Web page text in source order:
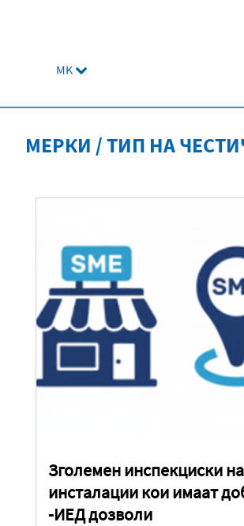
MK
МЕРКИ / ТИП НА
Зголемен инспекциски
инсталации кои имаат
-ИЕД дозволи